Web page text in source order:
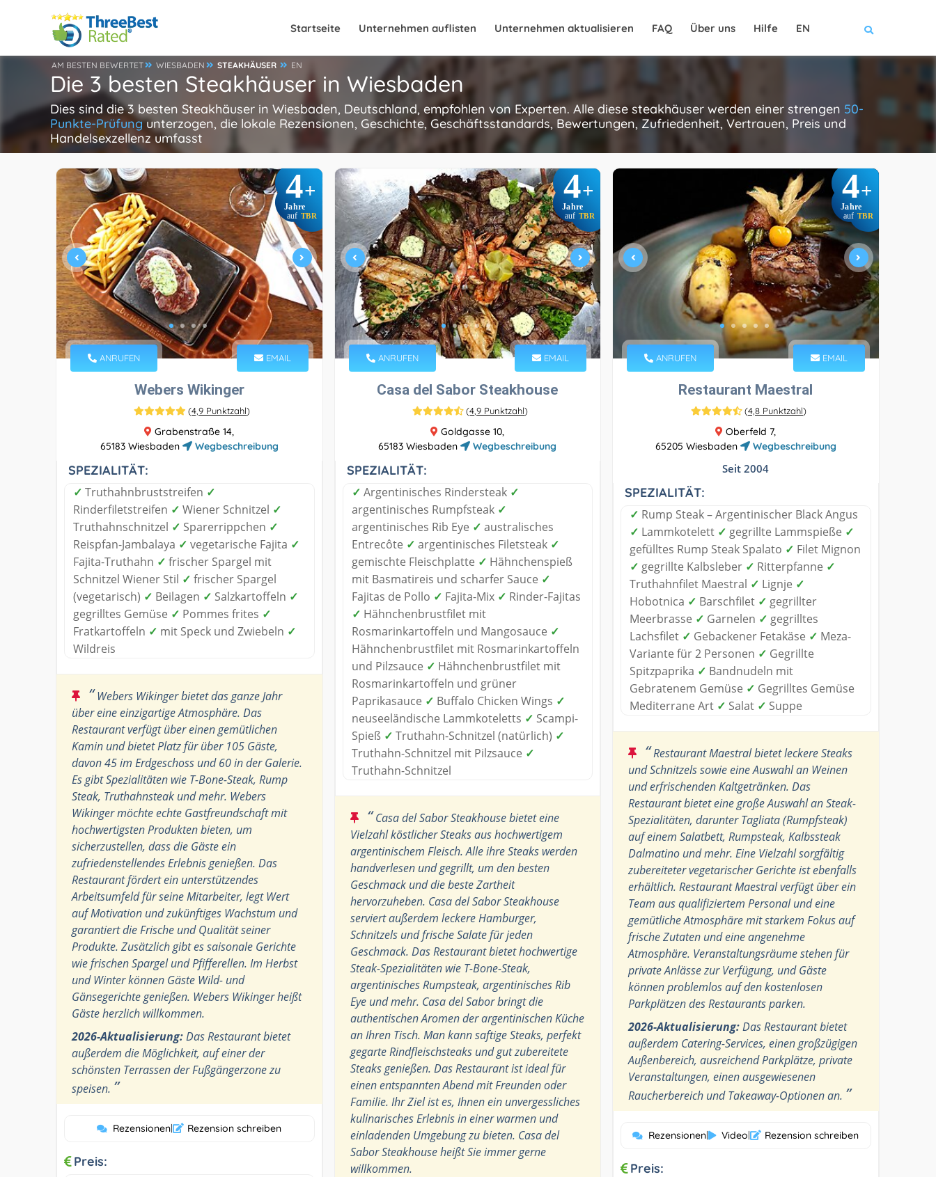
Startseite Unternehmen auflisten Unternehmen aktualisieren FAQ Über uns Hilfe EN
AM BESTEN BEWERTET WIESBADEN STEAKHÄUSER EN
Die 3 besten Steakhäuser in Wiesbaden
Dies sind die 3 besten Steakhäuser in Wiesbaden, Deutschland, empfohlen von Experten. Alle diese steakhäuser werden einer strengen 50-
Punkte-Prüfungunterzogen, die lokale Rezensionen, Geschichte, Geschäftsstandards, Bewertungen, Zufriedenheit, Vertrauen, Preis und
Handelsexzellenz umfasst
4+
Jahre
auf TBR
ANRUFEN EMAIL
Webers Wikinger
(4,9 Punktzahl)
Grabenstraße 14,
65183 Wiesbaden
Wegbeschreibung
SPEZIALITÄT:
✓ Truthahnbruststreifen ✓
Rinderfiletstreifen ✓ Wiener Schnitzel ✓
Truthahnschnitzel ✓ Sparerrippchen ✓
Reispfan-Jambalaya ✓ vegetarische Fajita ✓
Fajita-Truthahn ✓ frischer Spargel mit
Schnitzel Wiener Stil ✓ frischer Spargel
(vegetarisch) ✓ Beilagen ✓ Salzkartoffeln ✓
gegrilltes Gemüse ✓ Pommes frites ✓
Fratkartoffeln ✓ mit Speck und Zwiebeln ✓
Wildreis
“Webers Wikinger bietet das ganze Jahr
über eine einzigartige Atmosphäre. Das
Restaurant verfügt über einen gemütlichen
Kamin und bietet Platz für über 105 Gäste,
davon 45 im Erdgeschoss und 60 in der Galerie.
Es gibt Spezialitäten wie T-Bone-Steak, Rump
Steak, Truthahnsteak und mehr. Webers
Wikinger möchte echte Gastfreundschaft mit
hochwertigsten Produkten bieten, um
sicherzustellen, dass die Gäste ein
zufriedenstellendes Erlebnis genießen. Das
Restaurant fördert ein unterstützendes
Arbeitsumfeld für seine Mitarbeiter, legt Wert
auf Motivation und zukünftiges Wachstum und
garantiert die Frische und Qualität seiner
Produkte. Zusätzlich gibt es saisonale Gerichte
wie frischen Spargel und Pfifferellen. Im Herbst
und Winter können Gäste Wild- und
Gänsegerichte genießen. Webers Wikinger heißt
Gäste herzlich willkommen.
2026-Aktualisierung:Das Restaurant bietet
außerdem die Möglichkeit, auf einer der
schönsten Terrassen der Fußgängerzone zu
speisen. ”
Rezensionen| Rezension schreiben
Preis:
4+
Jahre
auf TBR
ANRUFEN EMAIL
Casa del Sabor Steakhouse
(4,9 Punktzahl)
Goldgasse 10,
65183 Wiesbaden
Wegbeschreibung
SPEZIALITÄT:
✓ Argentinisches Rindersteak ✓
argentinisches Rumpfsteak ✓
argentinisches Rib Eye ✓ australisches
Entrecôte ✓ argentinisches Filetsteak ✓
gemischte Fleischplatte ✓ Hähnchenspieß
mit Basmatireis und scharfer Sauce ✓
Fajitas de Pollo ✓ Fajita-Mix ✓ Rinder-Fajitas
✓ Hähnchenbrustfilet mit
Rosmarinkartoffeln und Mangosauce ✓
Hähnchenbrustfilet mit Rosmarinkartoffeln
und Pilzsauce ✓ Hähnchenbrustfilet mit
Rosmarinkartoffeln und grüner
Paprikasauce ✓ Buffalo Chicken Wings ✓
neuseeländische Lammkoteletts ✓ Scampi-
Spieß ✓ Truthahn-Schnitzel (natürlich) ✓
Truthahn-Schnitzel mit Pilzsauce ✓
Truthahn-Schnitzel
“Casa del Sabor Steakhouse bietet eine
Vielzahl köstlicher Steaks aus hochwertigem
argentinischem Fleisch. Alle ihre Steaks werden
handverlesen und gegrillt, um den besten
Geschmack und die beste Zartheit
hervorzuheben. Casa del Sabor Steakhouse
serviert außerdem leckere Hamburger,
Schnitzels und frische Salate für jeden
Geschmack. Das Restaurant bietet hochwertige
Steak-Spezialitäten wie T-Bone-Steak,
argentinisches Rumpsteak, argentinisches Rib
Eye und mehr. Casa del Sabor bringt die
authentischen Aromen der argentinischen Küche
an Ihren Tisch. Man kann saftige Steaks, perfekt
gegarte Rindfleischsteaks und gut zubereitete
Steaks genießen. Das Restaurant ist ideal für
einen entspannten Abend mit Freunden oder
Familie. Ihr Ziel ist es, Ihnen ein unvergessliches
kulinarisches Erlebnis in einer warmen und
einladenden Umgebung zu bieten. Casa del
Sabor Steakhouse heißt Sie immer gerne
willkommen.
4+
Jahre
auf TBR
ANRUFEN EMAIL
Restaurant Maestral
(4,8 Punktzahl)
Oberfeld 7,
65205 Wiesbaden
Wegbeschreibung
Seit 2004
SPEZIALITÄT:
✓ Rump Steak – Argentinischer Black Angus
✓ Lammkotelett ✓ gegrillte Lammspieße ✓
gefülltes Rump Steak Spalato ✓ Filet Mignon
✓ gegrillte Kalbsleber ✓ Ritterpfanne ✓
Truthahnfilet Maestral ✓ Lignje ✓
Hobotnica ✓ Barschfilet ✓ gegrillter
Meerbrasse ✓ Garnelen ✓ gegrilltes
Lachsfilet ✓ Gebackener Fetakäse ✓ Meza-
Variante für 2 Personen ✓ Gegrillte
Spitzpaprika ✓ Bandnudeln mit
Gebratenem Gemüse ✓ Gegrilltes Gemüse
Mediterrane Art ✓ Salat ✓ Suppe
“Restaurant Maestral bietet leckere Steaks
und Schnitzels sowie eine Auswahl an Weinen
und erfrischenden Kaltgetränken. Das
Restaurant bietet eine große Auswahl an Steak-
Spezialitäten, darunter Tagliata (Rumpfsteak)
auf einem Salatbett, Rumpsteak, Kalbssteak
Dalmatino und mehr. Eine Vielzahl sorgfältig
zubereiteter vegetarischer Gerichte ist ebenfalls
erhältlich. Restaurant Maestral verfügt über ein
Team aus qualifiziertem Personal und eine
gemütliche Atmosphäre mit starkem Fokus auf
frische Zutaten und eine angenehme
Atmosphäre. Veranstaltungsräume stehen für
private Anlässe zur Verfügung, und Gäste
können problemlos auf den kostenlosen
Parkplätzen des Restaurants parken.
2026-Aktualisierung:Das Restaurant bietet
außerdem Catering-Services, einen großzügigen
Außenbereich, ausreichend Parkplätze, private
Veranstaltungen, einen ausgewiesenen
Raucherbereich und Takeaway-Optionen an. ”
Rezensionen| Video| Rezension schreiben
Preis: